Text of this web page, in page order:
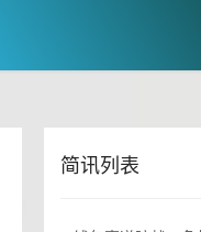
简讯列表